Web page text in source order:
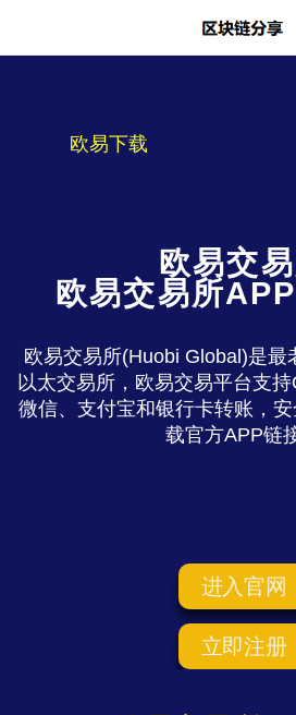
欧易下载
欧易交
欧易交易所
欧易交易所(Huobi Global)是最
以太交易所，欧易交易平台支
微信、支付宝和银行卡转账，
载官方APP链
进入官网
立即注册